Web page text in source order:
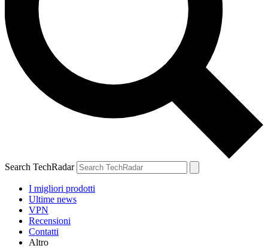
Search TechRadar
I migliori prodotti
Ultime news
VPN
Recensioni
Contatti
Altro